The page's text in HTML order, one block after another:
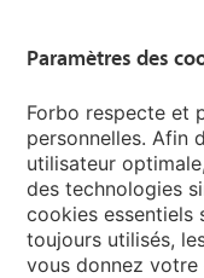
Sélectionnez un
Sélectionnez votre
Paramètres des
Forbo respecte et
personnelles. Afin
utilisateur
des technologies
cookies essentiels
toujours utilisés,
vous donnez votre